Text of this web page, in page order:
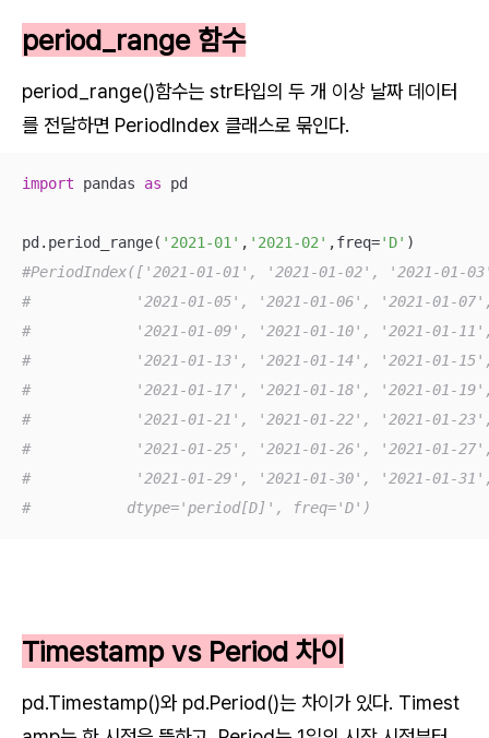
period_range 함수
period_range()함수는 str타입의 두 개 이상 날짜 데이터
를 전달하면 PeriodIndex 클래스로 묶인다.
import pandas as pd
pd.period_range( '2021-01' , '2021-02' ,freq='D'
#PeriodIndex(['2021-01-01', '2021-01-02', '2021-01-
#            '2021-01-05', '2021-01-06', '2021-01-
#            '2021-01-09', '2021-01-10', '2021-01-
#            '2021-01-13', '2021-01-14', '2021-01-
#            '2021-01-17', '2021-01-18', '2021-01-
#            '2021-01-21', '2021-01-22', '2021-01-
#            '2021-01-25', '2021-01-26', '2021-01-
#            '2021-01-29', '2021-01-30', '2021-01-
#           dtype='period[D]', freq='D')
Timestamp vs Period 차이
pd.Timestamp()와 pd.Period()는 차이가 있다. Timest